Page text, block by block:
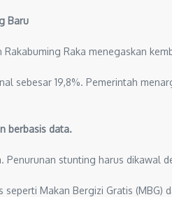
Baru
Rakabuming Raka menegaskan
sebesar 19,8%. Pemerintah
berbasis data.
Penurunan stunting harus dikawal
Makan Bergizi Gratis (MBG)